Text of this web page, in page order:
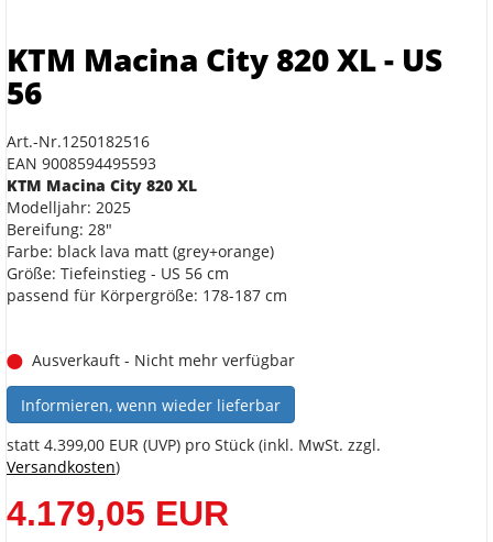
KTM Macina City 820 XL - US
56
Art.-Nr.1250182516
EAN 9008594495593
KTM Macina City 820 XL
Modelljahr: 2025
Bereifung: 28"
Farbe: black lava matt (grey+orange)
Größe: Tiefeinstieg - US 56 cm
passend für Körpergröße: 178-187 cm
Ausverkauft - Nicht mehr verfügbar
Informieren, wenn wieder lieferbar
statt 4.399,00 EUR (UVP) pro Stück (inkl. MwSt. zzgl.
Versandkosten)
4.179,05 EUR